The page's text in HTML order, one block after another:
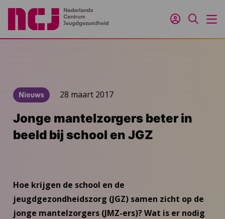
Inloggen
Zoeken
Nieuws 28 maart 2017
Jonge mantelzorgers beter in
beeld bij school en JGZ
Hoe krijgen de school en de
jeugdgezondheidszorg (JGZ) samen zicht op de
jonge mantelzorgers (JMZ-ers)? Wat is er nodig